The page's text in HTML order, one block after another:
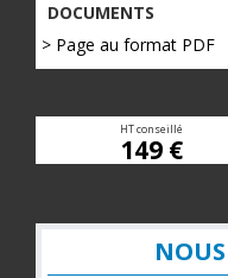
DOCUMENTS
> Page au format PDF
HT conseillé
149 €